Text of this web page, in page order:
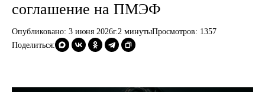
соглашение на ПМЭФ
Опубликовано: 3 июня 2026г.2 минутыПросмотров: 1357
Поделиться: